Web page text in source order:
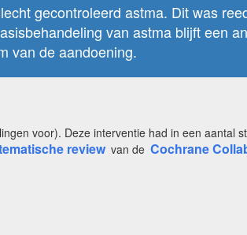
gecontroleerd astma. Dit was
van astma blijft een
van de aandoening.
voor). Deze interventie had in een aantal
review van de Cochrane